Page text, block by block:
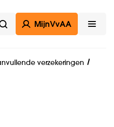
Zoeken
MijnVvAA
verzekeringen